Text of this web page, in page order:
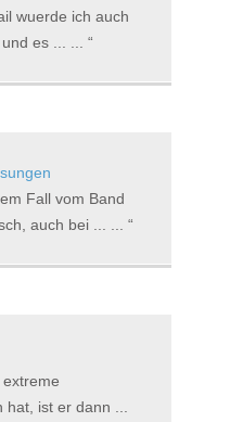
wuerde ich auch
es ... ...
Fall vom Band
auch bei ... ...
ist er dann ...